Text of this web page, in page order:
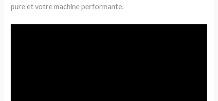
pure et votre machine performante.